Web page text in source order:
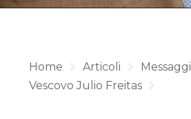
Home Articoli
Messaggi
Vescovo Julio Freitas